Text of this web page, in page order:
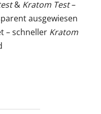
& Kratom Test–
ausgewiesen
– schneller Kratom